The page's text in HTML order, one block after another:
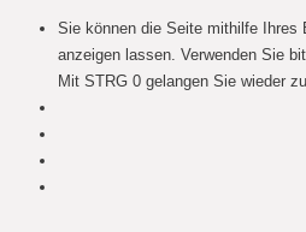
Sie können die Seite mithilfe Ihres
anzeigen lassen. Verwenden Sie
Mit STRG 0 gelangen Sie wieder